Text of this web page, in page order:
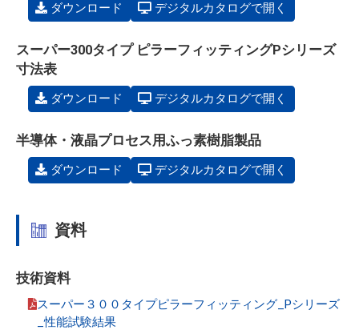
ダウンロード デジタルカタログで開く
スーパー300タイプ ピラーフィッティングPシリーズ
寸法表
ダウンロード デジタルカタログで開く
半導体・液晶プロセス用ふっ素樹脂製品
ダウンロード デジタルカタログで開く
資料
技術資料
スーパー３００タイプピラーフィッティング_Pシリーズ
_性能試験結果